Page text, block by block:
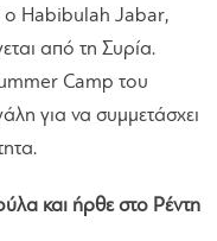
ο Habibulah Jabar,
από τη Συρία.
Camp του
για να συμμετάσχει
και ήρθε στο Ρέντη